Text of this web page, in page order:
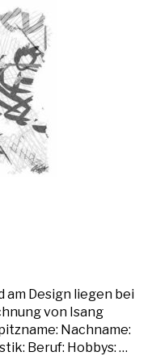
am Design liegen bei
von Isang
Nachname:
Beruf: Hobbys: …